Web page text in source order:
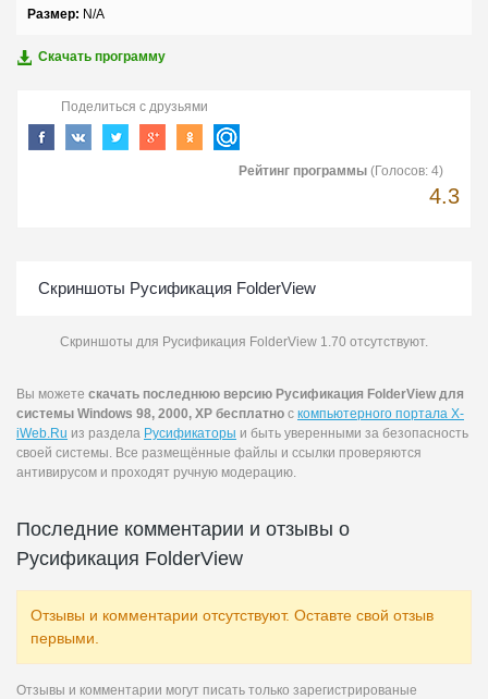
Размер: N/A
Скачать программу
Поделиться с друзьями
Рейтинг программы (Голосов: 4)
4.3
Скриншоты Русификация FolderView
Скриншоты для Русификация FolderView 1.70 отсутствуют.
Вы можете скачать последнюю версию Русификация FolderView для
системы Windows 98, 2000, XP бесплатно с компьютерного портала X-
iWeb.Ru из раздела Русификаторы и быть уверенными за безопасность
своей системы. Все размещённые файлы и ссылки проверяются
антивирусом и проходят ручную модерацию.
Последние комментарии и отзывы о
Русификация FolderView
Отзывы и комментарии отсутствуют. Оставте свой отзыв
первыми.
Отзывы и комментарии могут писать только зарегистрированые